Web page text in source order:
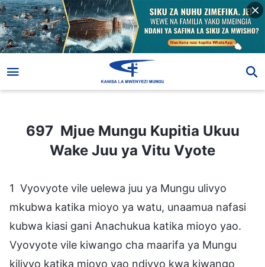
697 Mjue Mungu Kupitia Ukuu Wake Juu ya Vitu Vyote
697 Mjue Mungu Kupitia Ukuu
Wake Juu ya Vitu Vyote
1 Vyovyote vile uelewa juu ya Mungu ulivyo
mkubwa katika mioyo ya watu, unaamua nafasi
kubwa kiasi gani Anachukua katika mioyo yao.
Vyovyote vile kiwango cha maarifa ya Mungu
kilivyo katika mioyo yao ndivyo kwa kiwango